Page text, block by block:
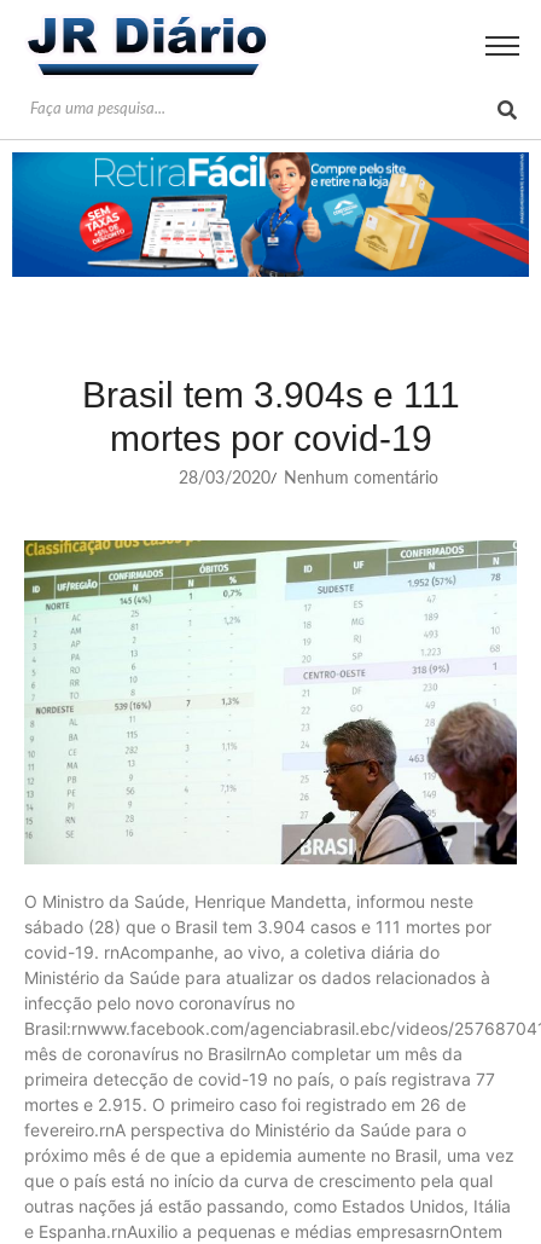
Brasil tem 3.904s e 111
mortes por covid-19
28/03/2020/ Nenhum comentário
O Ministro da Saúde, Henrique Mandetta, informou neste
sábado (28) que o Brasil tem 3.904 casos e 111 mortes por
covid-19. rnAcompanhe, ao vivo, a coletiva diária do
Ministério da Saúde para atualizar os dados relacionados à
infecção pelo novo coronavírus no
Brasil:rnwww.facebook.com/agenciabrasil.ebc/videos/
mês de coronavírus no BrasilrnAo completar um mês da
primeira detecção de covid-19 no país, o país registrava 77
mortes e 2.915. O primeiro caso foi registrado em 26 de
fevereiro.rnA perspectiva do Ministério da Saúde para o
próximo mês é de que a epidemia aumente no Brasil, uma vez
que o país está no início da curva de crescimento pela qual
outras nações já estão passando, como Estados Unidos, Itália
e Espanha.rnAuxilio a pequenas e médias empresasrnOntem